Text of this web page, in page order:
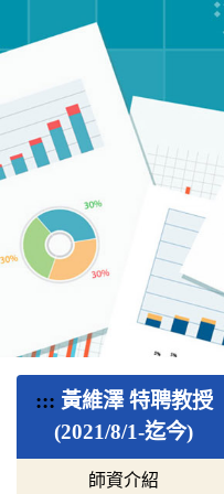
::: 黃維澤 特聘教授
(2021/8/1-迄今)
師資介紹